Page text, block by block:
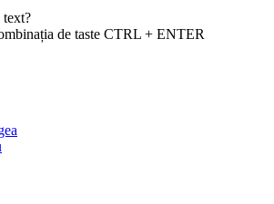
text?
de taste CTRL + ENTER